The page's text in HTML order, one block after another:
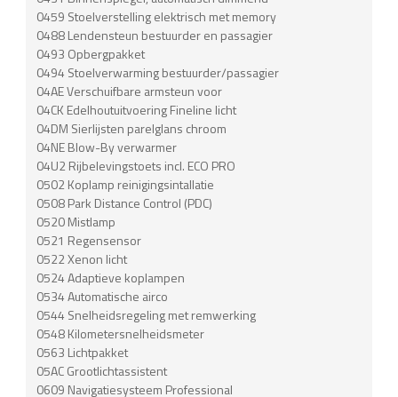
0459 Stoelverstelling elektrisch met memory
0488 Lendensteun bestuurder en passagier
0493 Opbergpakket
0494 Stoelverwarming bestuurder/passagier
04AE Verschuifbare armsteun voor
04CK Edelhoutuitvoering Fineline licht
04DM Sierlijsten parelglans chroom
04NE Blow-By verwarmer
04U2 Rijbelevingstoets incl. ECO PRO
0502 Koplamp reinigingsintallatie
0508 Park Distance Control (PDC)
0520 Mistlamp
0521 Regensensor
0522 Xenon licht
0524 Adaptieve koplampen
0534 Automatische airco
0544 Snelheidsregeling met remwerking
0548 Kilometersnelheidsmeter
0563 Lichtpakket
05AC Grootlichtassistent
0609 Navigatiesysteem Professional